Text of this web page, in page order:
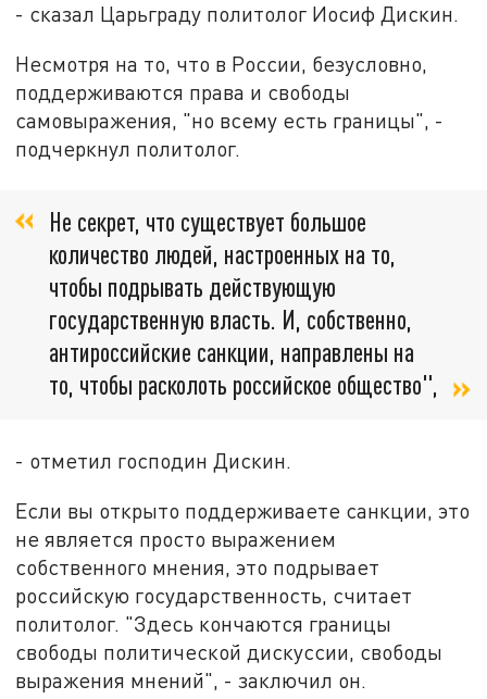
- сказал Царьграду политолог Иосиф Дискин.
Несмотря на то, что в России, безусловно,
поддерживаются права и свободы
самовыражения, "но всему есть границы", -
подчеркнул политолог.
Не секрет, что существует большое
количество людей, настроенных на то,
чтобы подрывать действующую
государственную власть. И, собственно,
антироссийские санкции, направлены на
то, чтобы расколоть российское общество",
- отметил господин Дискин.
Если вы открыто поддерживаете санкции, это
не является просто выражением
собственного мнения, это подрывает
российскую государственность, считает
политолог. "Здесь кончаются границы
свободы политической дискуссии, свободы
выражения мнений", - заключил он.